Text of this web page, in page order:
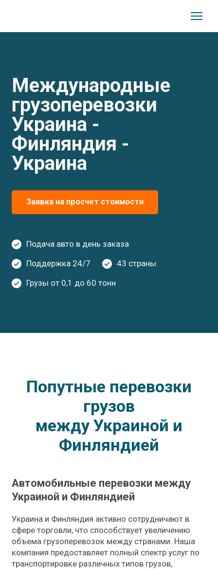
Международные
грузоперевозки
Украина -
Финляндия -
Украина
Заявка на просчет стоимости
Подача авто в день заказа
Поддержка 24/7
43 страны
Грузы от 0,1 до 60 тонн
Попутные перевозки
грузов
между Украиной и
Финляндией
Автомобильные перевозки между
Украиной и Финляндией
Украина и Финляндия активно сотрудничают в
сфере торговли, что способствует увеличению
объема грузоперевозок между странами. Наша
компания предоставляет полный спектр услуг по
транспортировке различных типов грузов,